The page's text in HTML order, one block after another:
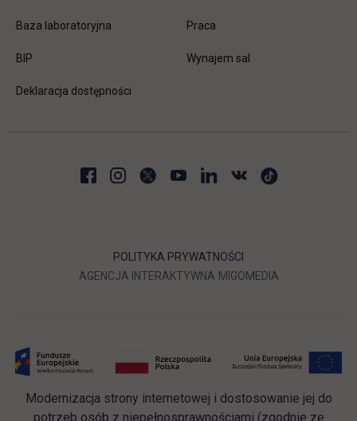
Baza laboratoryjna
BIP
Deklaracja dostępności
Praca
Wynajem sal
POLITYKA PRYWATNOŚCI
AGENCJA INTERAKTYWNA LINK OTWIERA SIĘ W
MIGOMEDIA
Modernizacja strony internetowej i dostosowanie jej do
potrzeb osób z niepełnosprawnościami (zgodnie ze